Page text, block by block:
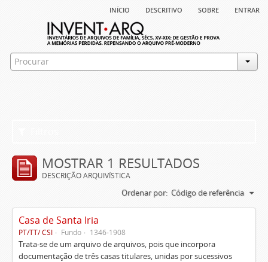
início descritivo sobre entrar
MOSTRAR 1 RESULTADOS
DESCRIÇÃO ARQUIVÍSTICA
Ordenar por: Código de referência
Casa de Santa Iria
PT/TT/ CSI Fundo 1346-1908
Trata-se de um arquivo de arquivos, pois que incorpora
documentação de três casas titulares, unidas por sucessivos